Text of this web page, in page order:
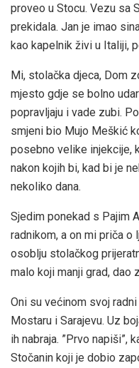
proveo u Stocu. Vezu sa
prekidala. Jan je imao
kao kapelnik živi u Italiji,
Mi, stolačka djeca, Dom
mjesto gdje se bolno
popravljaju i vade zubi.
smjeni bio Mujo Meškić
posebno velike injekcije,
nakon kojih bi, kad bi je
nekoliko dana.
Sjedim ponekad s Pajim
radnikom, a on mi priča
osoblju stolačkog
malo koji manji grad, dao
Oni su većinom svoj
Mostaru i Sarajevu. Uz
ih nabraja. ”Prvo napiši”,
Stočanin koji je dobio